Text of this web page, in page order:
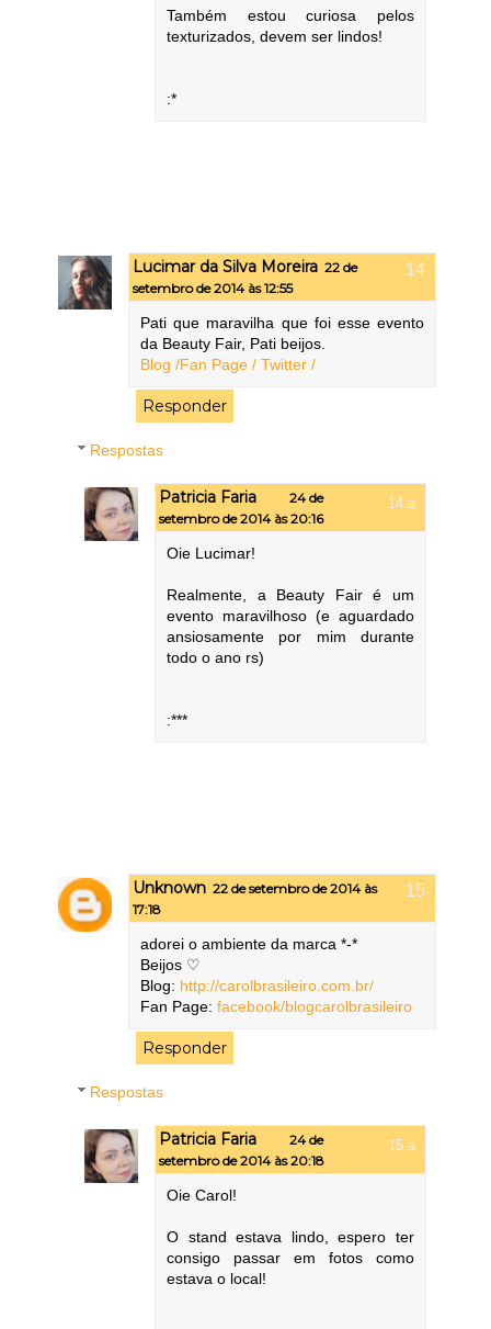
Também estou curiosa pelos
texturizados, devem ser lindos!
:*
Lucimar da Silva Moreira 22 de
setembro de 2014 às 12:55
Pati que maravilha que foi esse evento
da Beauty Fair, Pati beijos.
Blog /Fan Page /Twitter /
Responder
Respostas
Patricia Faria
24 de
setembro de 2014 às 20:16
Oie Lucimar!
Realmente, a Beauty Fair é um
evento maravilhoso (e aguardado
ansiosamente por mim durante
todo o ano rs)
:***
Unknown 22 de setembro de 2014 às
17:18
adorei o ambiente da marca *-*
Beijos ♡
Blog: http://carolbrasileiro.com.br/
Fan Page:facebook/blogcarolbrasileiro
Responder
Respostas
Patricia Faria
24 de
setembro de 2014 às 20:18
Oie Carol!
O stand estava lindo, espero ter
consigo passar em fotos como
estava o local!